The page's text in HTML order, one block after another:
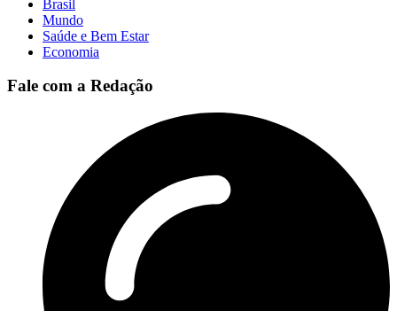
Brasil
Mundo
Saúde e Bem Estar
Economia
Fale com a Redação